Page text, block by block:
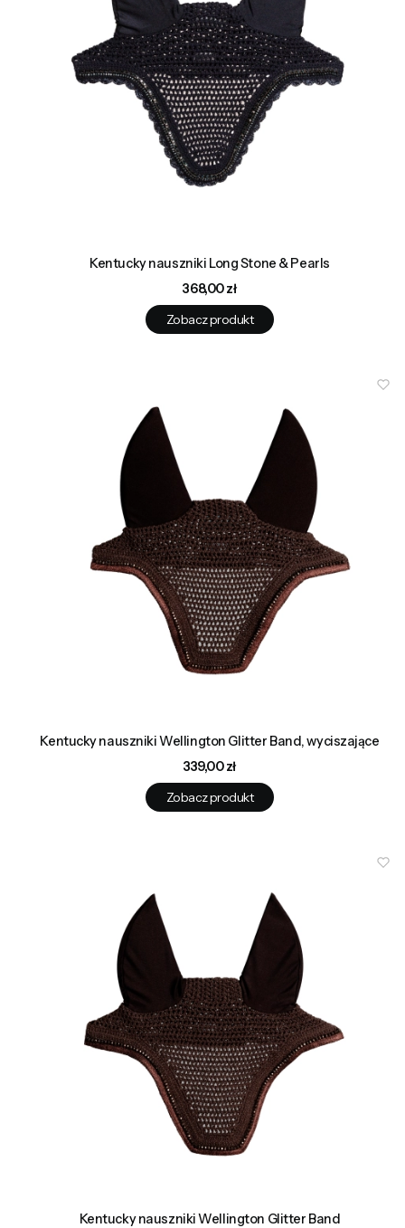
Kentucky nauszniki Long Stone & Pearls
Cena
368,00 zł
Zobacz produkt
Kentucky nauszniki Wellington Glitter Band, wyciszające
Cena
339,00 zł
Zobacz produkt
Kentucky nauszniki Wellington Glitter Band